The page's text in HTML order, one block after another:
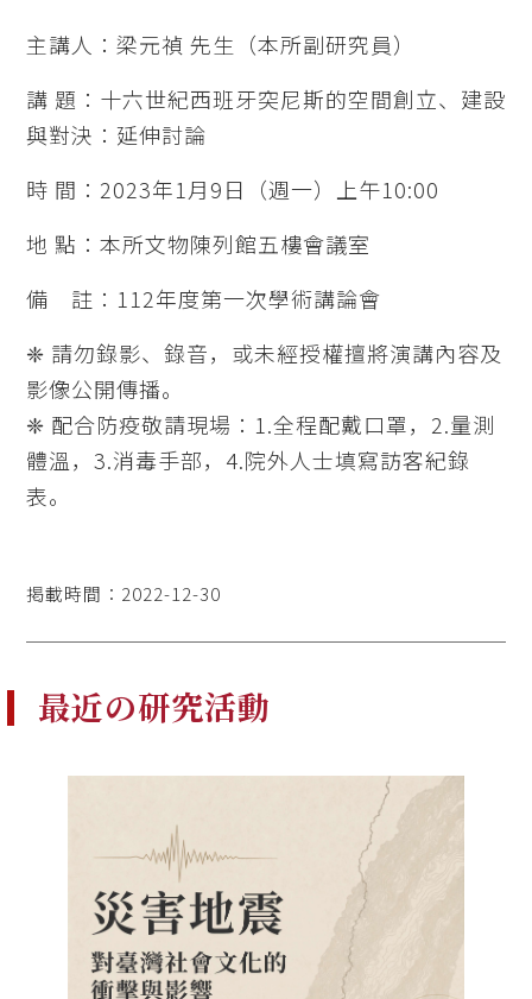
主講人：梁元禎 先生（本所副研究員）
講 題：十六世紀西班牙突尼斯的空間創立、建設
與對決：延伸討論
時 間：2023年1月9日（週一）上午10:00
地 點：本所文物陳列館五樓會議室
備 註：112年度第一次學術講論會
❈ 請勿錄影、錄音，或未經授權擅將演講內容及
影像公開傳播。
❈ 配合防疫敬請現場：1.全程配戴口罩，2.量測
體溫，3.消毒手部，4.院外人士填寫訪客紀錄
表。
掲載時間：2022-12-30
最近の研究活動